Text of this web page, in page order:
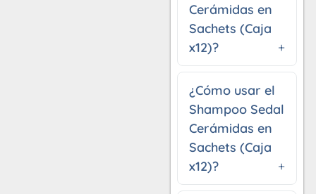
Cerámidas en
Sachets (Caja
x12)?
¿Cómo usar el
Shampoo Sedal
Cerámidas en
Sachets (Caja
x12)?